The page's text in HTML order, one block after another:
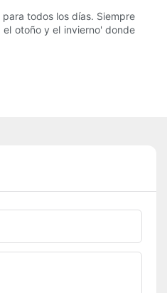
todos los días. Siempre
otoño y el invierno' donde